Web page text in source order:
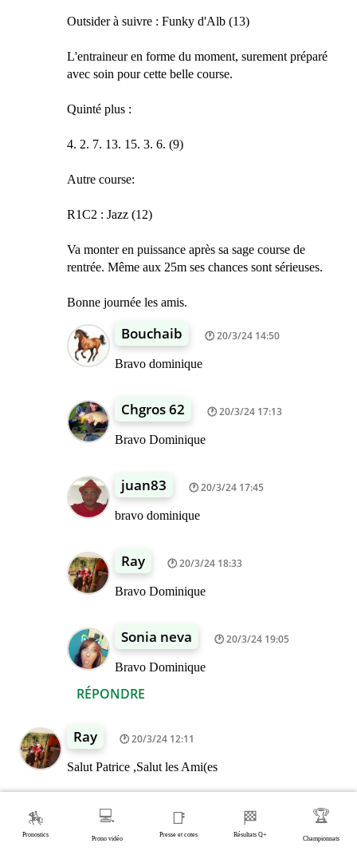
Outsider à suivre : Funky d'Alb (13)
L'entraineur en forme du moment, surement préparé
avec soin pour cette belle course.
Quinté plus :
4. 2. 7. 13. 15. 3. 6. (9)
Autre course:
R1C2 : Jazz (12)
Va monter en puissance après sa sage course de
rentrée. Même aux 25m ses chances sont sérieuses.
Bonne journée les amis.
RÉPONDRE
Bouchaib 20/3/24 14:50
Bravo dominique
Chgros 62 20/3/24 17:13
Bravo Dominique
juan83 20/3/24 17:45
bravo dominique
Ray 20/3/24 18:33
Bravo Dominique
Sonia neva 20/3/24 19:05
Bravo Dominique
Ray 20/3/24 12:11
Salut Patrice ,Salut les Ami(es
Merci a vous pour hier
🏇
Pronostics
💻
Prono vidéo
📑
Presse et cotes
🏁
Résultats Q+
🏆
Championnats